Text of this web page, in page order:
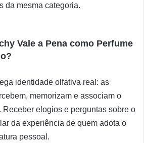
da mesma categoria.
Vale a Pena como Perfume
identidade olfativa real: as
memorizam e associam o
Receber elogios e perguntas sobre o
da experiência de quem adota o
pessoal.